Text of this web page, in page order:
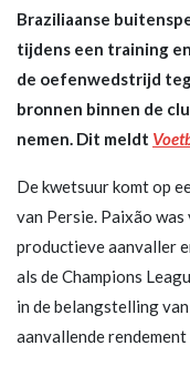
Braziliaanse
tijdens een training
de oefenwedstrijd
bronnen binnen de
nemen. Dit meldt
De kwetsuur komt op
van Persie. Paixão
productieve aanvaller
als de Champions
in de belangstelling
aanvallende